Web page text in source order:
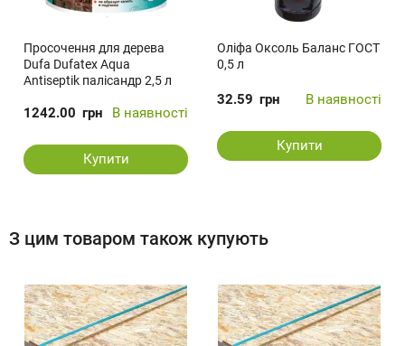
Просочення для дерева
Dufa Dufatex Aqua
Antiseptik палісандр 2,5 л
1242.00 грн В наявності
Купити
Оліфа Оксоль Баланс ГОСТ
0,5 л
32.59 грн В наявності
Купити
З цим товаром також купують